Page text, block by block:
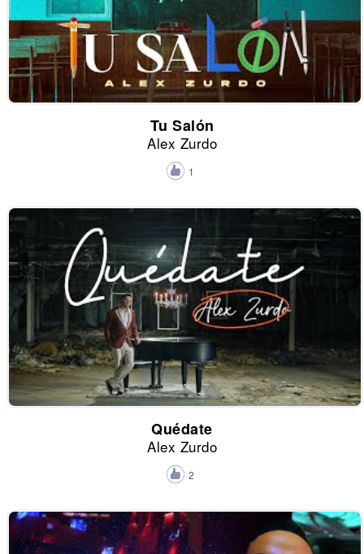
Tu Salón
Alex Zurdo
1
Quédate
Alex Zurdo
2